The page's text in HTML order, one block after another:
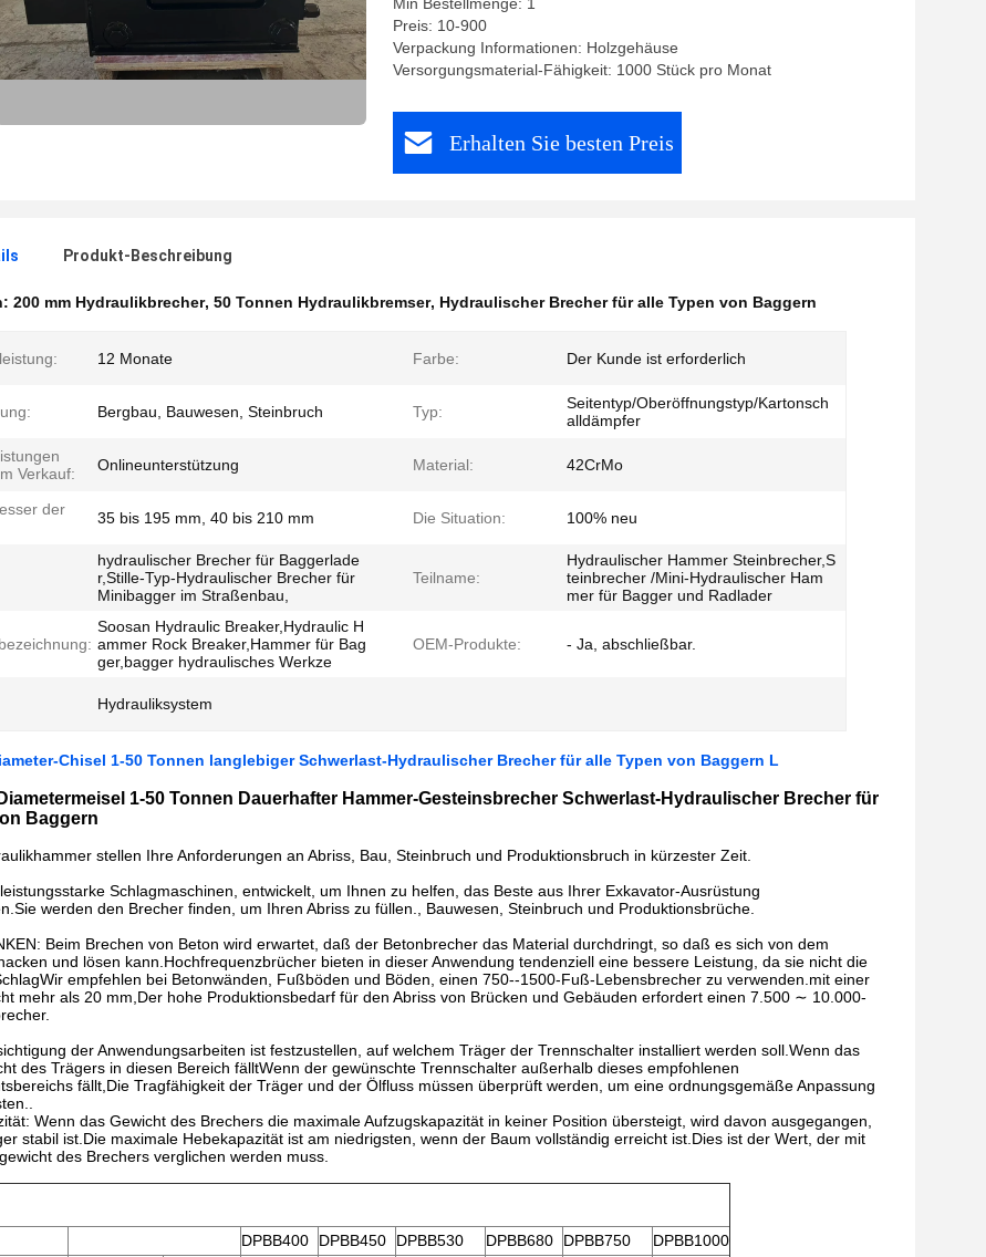
Preis: 10-900
Verpackung Informationen: Holzgehäuse
Versorgungsmaterial-Fähigkeit: 1000 Stück pro Monat
Erhalten Sie besten Preis
Produkt-Beschreibung
200 mm Hydraulikbrecher, 50 Tonnen Hydraulikbremser, Hydraulischer Brecher für alle Typen von Baggern
12 Monate Farbe: Der Kunde ist erforderlich
Bergbau, Bauwesen, Steinbruch Typ:
Seitentyp/Oberöffnungstyp/Kartonsch
alldämpfer
Verkauf:
Onlineunterstützung Material: 42CrMo
der
35 bis 195 mm, 40 bis 210 mm Die Situation: 100% neu
hydraulischer Brecher für Baggerlade
r,Stille-Typ-Hydraulischer Brecher für
Minibagger im Straßenbau,
Teilname:
Hydraulischer Hammer Steinbrecher,S
teinbrecher /Mini-Hydraulischer Ham
mer für Bagger und Radlader
Soosan Hydraulic Breaker,Hydraulic H
ammer Rock Breaker,Hammer für Bag
ger,bagger hydraulisches Werkze
OEM-Produkte: - Ja, abschließbar.
Hydrauliksystem
Chisel 1-50 Tonnen langlebiger Schwerlast-Hydraulischer Brecher für alle Typen von Baggern L
1-50 Tonnen Dauerhafter Hammer-Gesteinsbrecher Schwerlast-Hydraulischer Brecher für
Baggern
stellen Ihre Anforderungen an Abriss, Bau, Steinbruch und Produktionsbruch in kürzester Zeit.
Schlagmaschinen, entwickelt, um Ihnen zu helfen, das Beste aus Ihrer Exkavator-Ausrüstung
werden den Brecher finden, um Ihren Abriss zu füllen., Bauwesen, Steinbruch und Produktionsbrüche.
Beim Brechen von Beton wird erwartet, daß der Betonbrecher das Material durchdringt, so daß es sich von dem
und lösen kann.Hochfrequenzbrücher bieten in dieser Anwendung tendenziell eine bessere Leistung, da sie nicht die
empfehlen bei Betonwänden, Fußböden und Böden, einen 750--1500-Fuß-Lebensbrecher zu verwenden.mit einer
mehr als 20 mm,Der hohe Produktionsbedarf für den Abriss von Brücken und Gebäuden erfordert einen 7.500 ∼ 10.000-
der Anwendungsarbeiten ist festzustellen, auf welchem Träger der Trennschalter installiert werden soll.Wenn das
des Trägers in diesen Bereich fälltWenn der gewünschte Trennschalter außerhalb dieses empfohlenen
fällt,Die Tragfähigkeit der Träger und der Ölfluss müssen überprüft werden, um eine ordnungsgemäße Anpassung
Wenn das Gewicht des Brechers die maximale Aufzugskapazität in keiner Position übersteigt, wird davon ausgegangen,
stabil ist.Die maximale Hebekapazität ist am niedrigsten, wenn der Baum vollständig erreicht ist.Dies ist der Wert, der mit
des Brechers verglichen werden muss.
DPBB400 DPBB450 DPBB530 DPBB680 DPBB750 DPBB1000